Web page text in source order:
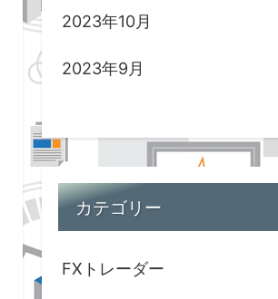
2023年10月
2023年9月
カテゴリー
FXトレーダー